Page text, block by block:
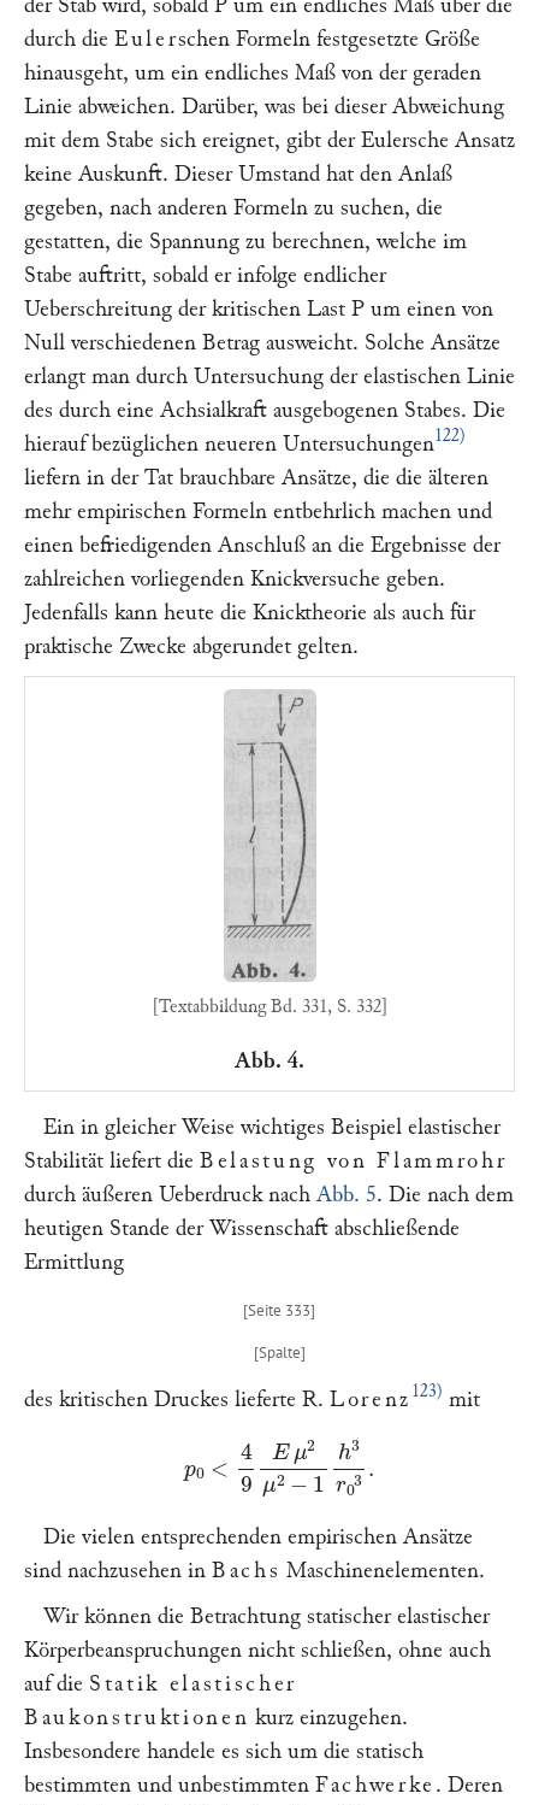
der Stab wird, sobald P um ein endliches Maß über die
durch die Eulerschen Formeln festgesetzte Größe
hinausgeht, um ein endliches Maß von der geraden
Linie abweichen. Darüber, was bei dieser Abweichung
mit dem Stabe sich ereignet, gibt der Eulersche Ansatz
keine Auskunft. Dieser Umstand hat den Anlaß
gegeben, nach anderen Formeln zu suchen, die
gestatten, die Spannung zu berechnen, welche im
Stabe auftritt, sobald er infolge endlicher
Ueberschreitung der kritischen Last P um einen von
Null verschiedenen Betrag ausweicht. Solche Ansätze
erlangt man durch Untersuchung der elastischen Linie
des durch eine Achsialkraft ausgebogenen Stabes. Die
hierauf bezüglichen neueren Untersuchungen122)
liefern in der Tat brauchbare Ansätze, die die älteren
mehr empirischen Formeln entbehrlich machen und
einen befriedigenden Anschluß an die Ergebnisse der
zahlreichen vorliegenden Knickversuche geben.
Jedenfalls kann heute die Knicktheorie als auch für
praktische Zwecke abgerundet gelten.
[Textabbildung Bd. 331, S. 332]
Abb. 4.
Ein in gleicher Weise wichtiges Beispiel elastischer
Stabilität liefert die Belastung von Flammrohr
durch äußeren Ueberdruck nach Abb. 5. Die nach dem
heutigen Stande der Wissenschaft abschließende
Ermittlung
des kritischen Druckes lieferte R. Lorenz 123) mit
E μ2 −1 3 r0
Die vielen entsprechenden empirischen Ansätze
sind nachzusehen in Bachs Maschinenelementen.
Wir können die Betrachtung statischer elastischer
Körperbeanspruchungen nicht schließen, ohne auch
auf die Statik elastischer
Baukonstruktionen kurz einzugehen.
Insbesondere handele es sich um die statisch
bestimmten und unbestimmten Fachwerke . Deren